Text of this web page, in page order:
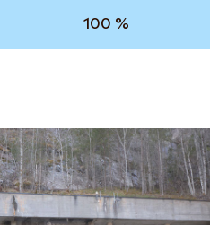
100 %